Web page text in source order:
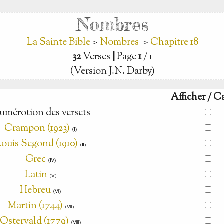
Nombres
La Sainte Bible> Nombres > Chapitre 18
32Verses |Page1/ 1
(Version J.N. Darby)
Afficher /
des versets
Crampon (1923) (Ⅰ)
Segond (1910) (Ⅱ)
Grec (Ⅳ)
Latin (Ⅴ)
Hebreu (Ⅵ)
Martin (1744) (Ⅶ)